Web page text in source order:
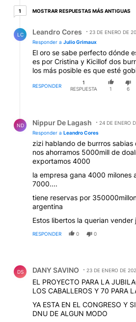
11 respuesta más antiguas
MOSTRAR RESPUESTAS MÁS ANTIGUAS
LC Leandro Cores
23 DE ENERO DE
Responder a Julio Grimaux
El oro se sabe perfecto dónde
es por Cristina y Kicillof dos
los más posible es que esté
RESPONDER
1
RESPUESTA
1 6
ND Nippur De Lagash
24 DE ENERO
Responder a Leandro Cores
zizi hablando de burrros
nos ahorramos 5000mill de
exportamos 4000
la empresa gana 4000 milones
7000....
tiene reservas por
argentina
Estos libertos la querian vender
RESPONDER 0 0
DS DANY SAVINO 23 DE ENERO DE
EL PROYECTO PARA LA
LOS CABALLEROS Y 70 PARA
YA ESTA EN EL CONGRESO Y
DNU DE ALGUN MODO